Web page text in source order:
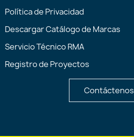
Política de Privacidad
Descargar Catálogo de Marcas
Servicio Técnico RMA
Registro de Proyectos
Contáctenos